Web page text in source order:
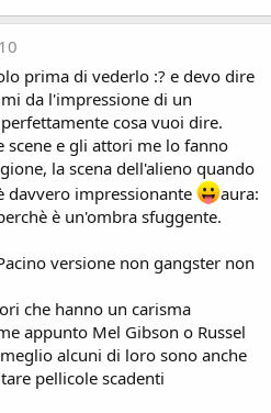
prima di vederlo :? e devo dire
da l'impressione di un
cosa vuoi dire.
scene e gli attori me lo fanno
la scena dell'alieno quando
davvero impressionante
aura:
è un'ombra sfuggente.
versione non gangster non
che hanno un carisma
appunto Mel Gibson o Russel
alcuni di loro sono anche
pellicole scadenti